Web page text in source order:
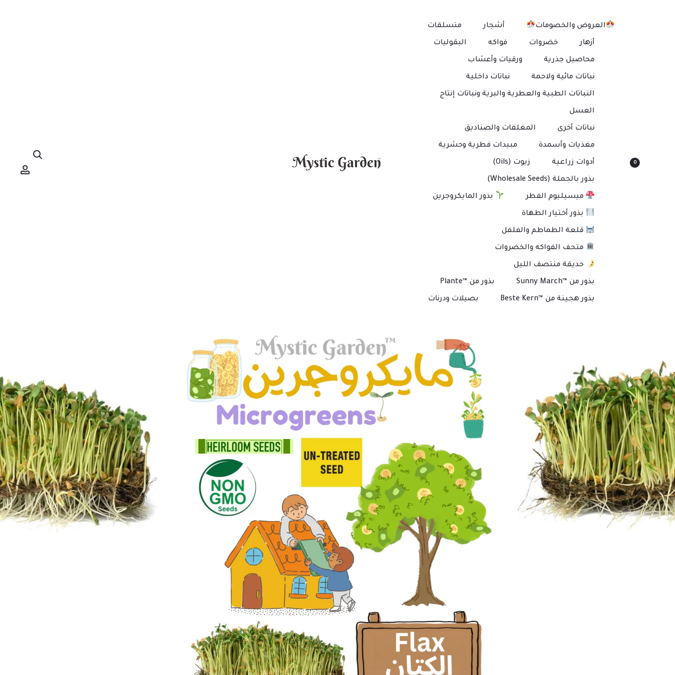
0
العروض والخصومات أشجار متسلقات
أزهار خضروات فواكه البقوليات
محاصيل جذرية ورقيات وأعشاب
نباتات مائية ولاحمة نباتات داخلية
النباتات الطبية والعطرية والبرية ونباتات إنتاج
العسل
نباتات أخرى المغلفات والصناديق
مغذيات وأسمدة مبيدات فطرية وحشرية
أدوات زراعية زيوت (Oils)
بذور بالجملة (Wholesale Seeds)
ميسيليوم الفطر بذور المايكروجرين
بذور أختيار الطهاة
قلعة الطماطم والفلفل
متحف الفواكه والخضروات
حديقة منتصف الليل
بذور من ™Sunny March بذور من ™Plante
بذور هجينة من ™Beste Kern بصيلات ودرنات